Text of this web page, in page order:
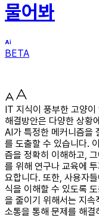
물어봐
BETA
IT 지식이 풍부한 고양이
해결방안은 다양한 상황
AI가 특정한 메커니즘을
를 도출할 수 있습니다.
즘을 정확히 이해하고,
를 위해 연구나 교육에
요합니다. 또한, 사용자
식을 이해할 수 있도록
을 줄이기 위해서는 지속
소통을 통해 문제를 해결